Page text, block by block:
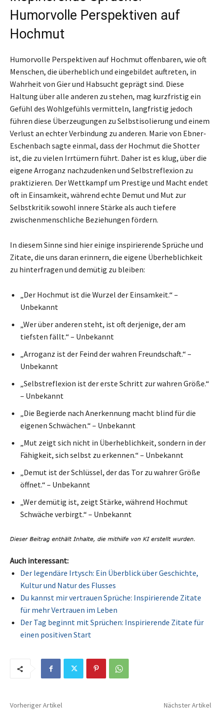
Humorvolle Perspektiven auf
Hochmut
Humorvolle Perspektiven auf Hochmut offenbaren, wie oft
Menschen, die überheblich und eingebildet auftreten, in
Wahrheit von Gier und Habsucht geprägt sind. Diese
Haltung über alle anderen zu stehen, mag kurzfristig ein
Gefühl des Wohlgefühls vermitteln, langfristig jedoch
führen diese Überzeugungen zu Selbstisolierung und einem
Verlust an echter Verbindung zu anderen. Marie von Ebner-
Eschenbach sagte einmal, dass der Hochmut die Shotter
ist, die zu vielen Irrtümern führt. Daher ist es klug, über die
eigene Arroganz nachzudenken und Selbstreflexion zu
praktizieren. Der Wettkampf um Prestige und Macht endet
oft in Einsamkeit, während echte Demut und Mut zur
Selbstkritik sowohl innere Stärke als auch tiefere
zwischenmenschliche Beziehungen fördern.
In diesem Sinne sind hier einige inspirierende Sprüche und
Zitate, die uns daran erinnern, die eigene Überheblichkeit
zu hinterfragen und demütig zu bleiben:
„Der Hochmut ist die Wurzel der Einsamkeit.“ –
Unbekannt
„Wer über anderen steht, ist oft derjenige, der am
tiefsten fällt.“ – Unbekannt
„Arroganz ist der Feind der wahren Freundschaft.“ –
Unbekannt
„Selbstreflexion ist der erste Schritt zur wahren Größe.“
– Unbekannt
„Die Begierde nach Anerkennung macht blind für die
eigenen Schwächen.“ – Unbekannt
„Mut zeigt sich nicht in Überheblichkeit, sondern in der
Fähigkeit, sich selbst zu erkennen.“ – Unbekannt
„Demut ist der Schlüssel, der das Tor zu wahrer Größe
öffnet.“ – Unbekannt
„Wer demütig ist, zeigt Stärke, während Hochmut
Schwäche verbirgt.“ – Unbekannt
Auch interessant:
Der legendäre Irtysch: Ein Überblick über Geschichte,
Kultur und Natur des Flusses
Du kannst mir vertrauen Sprüche: Inspirierende Zitate
für mehr Vertrauen im Leben
Der Tag beginnt mit Sprüchen: Inspirierende Zitate für
einen positiven Start
Vorheriger Artikel Nächster Artikel